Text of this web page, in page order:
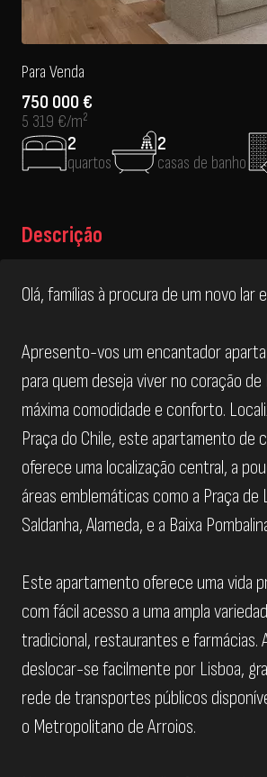
Para Venda
750 000 €
5 319 €/m²
2
quartos
2
casas de banho
Descrição
Olá, famílias à procura de um novo lar
Apresento-vos um encantador
para quem deseja viver no coração de
máxima comodidade e conforto.
Praça do Chile, este apartamento de
oferece uma localização central, a
áreas emblemáticas como a Praça de
Saldanha, Alameda, e a Baixa
Este apartamento oferece uma vida
com fácil acesso a uma ampla
tradicional, restaurantes e farmácias.
deslocar-se facilmente por Lisboa,
rede de transportes públicos
o Metropolitano de Arroios.